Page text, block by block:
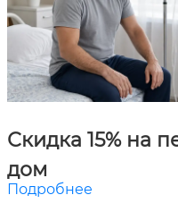
Скидка 15% на
дом
Подробнее